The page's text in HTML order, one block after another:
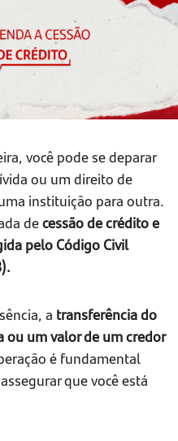
você pode se deparar
ou um direito de
instituição para outra.
decessão de crédito e
pelo Código Civil
a transferência do
ou um valor de um credor
é fundamental
que você está